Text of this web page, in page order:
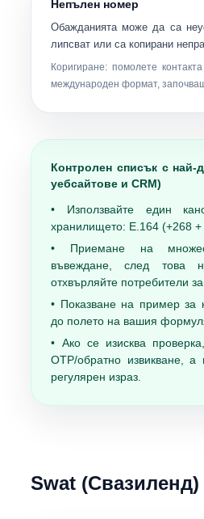
Непълен номер
Обажданията може да са
липсват или са копирани
Коригиране: помолете
международен формат,
Контролен списък с най-
уебсайтове и CRM)
• Използвайте един
хранилището: E.164 (+268
• Приемане на
въвеждане, след това
отхвърляйте потребители
• Показване на пример за
до полето на вашия
• Ако се изисква
OTP/обратно извикване, а
регулярен израз.
Swat